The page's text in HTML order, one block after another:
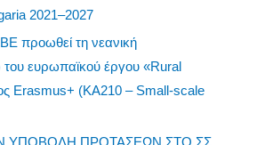
2021–2027
προωθεί τη νεανική
του ευρωπαϊκού έργου «Rural
Erasmus+ (KA210 – Small-scale
ΥΠΟΒΟΛΗ ΠΡΟΤΑΣΕΩΝ ΣΤΟ ΣΣ